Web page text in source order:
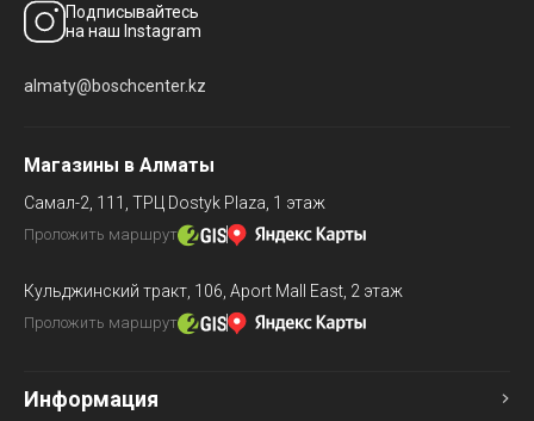
Подписывайтесь
на наш Instagram
almaty@boschcenter.kz
Магазины в Алматы
Самал-2, 111, ТРЦ Dostyk Plaza, 1 этаж
Проложить маршрут
Кульджинский тракт, 106, Aport Mall East, 2 этаж
Проложить маршрут
Информация